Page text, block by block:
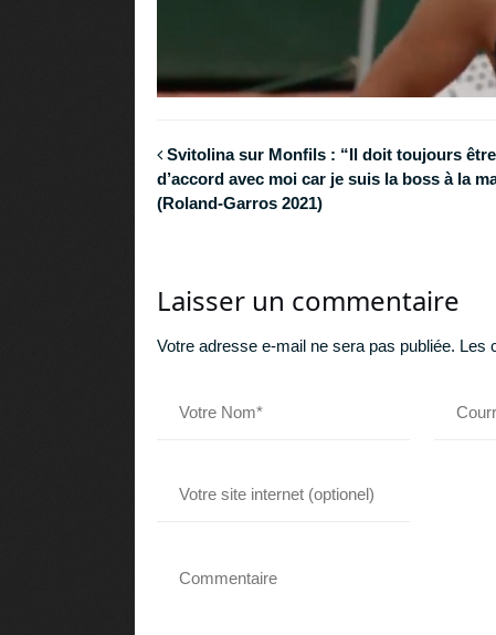
Svitolina sur Monfils : “Il doit toujours être
d’accord avec moi car je suis la boss à la
(Roland-Garros 2021)
Laisser un commentaire
Votre adresse e-mail ne sera pas publiée. Les